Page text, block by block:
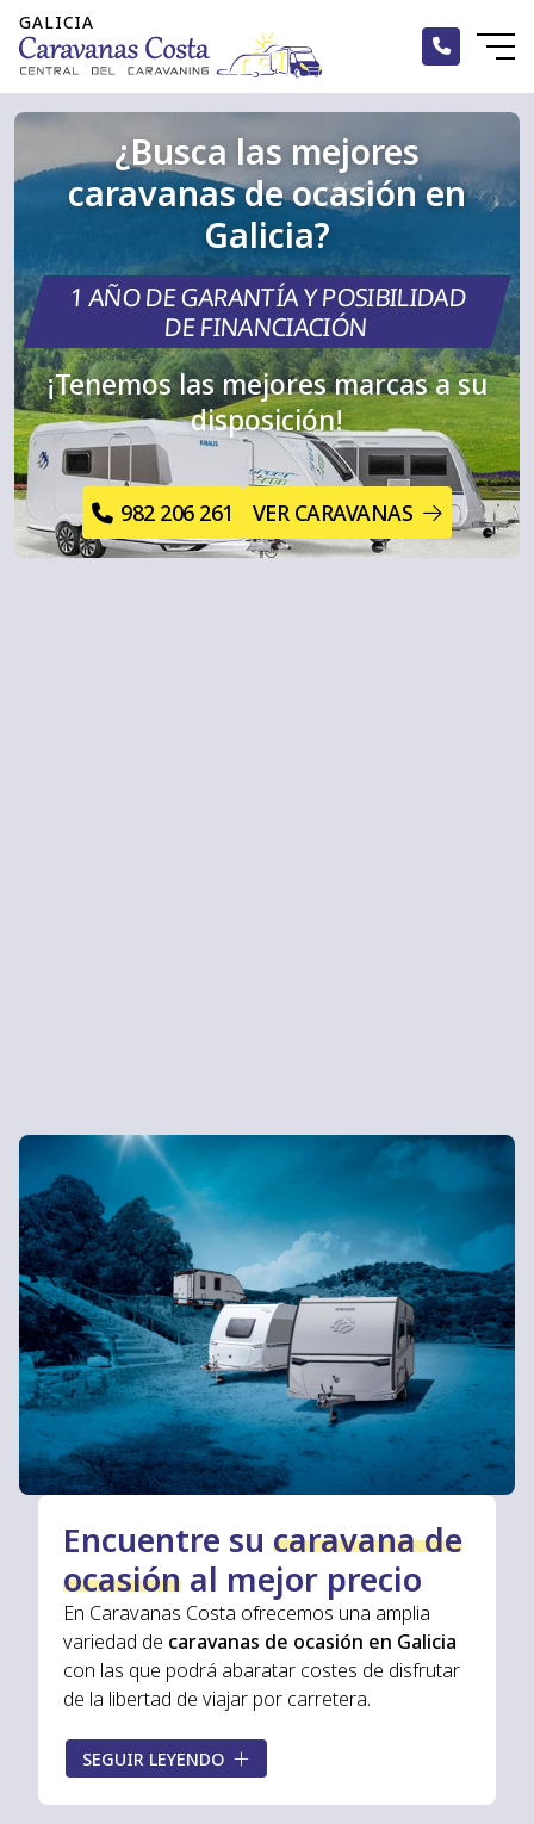
Alquiler
Caravanas
Autocaravanas
Campers
Accesorios
Blog
Contacto
¿Busca las mejores
caravanas de ocasión en
Galicia?
1 AÑO DE GARANTÍA Y POSIBILIDAD
DE FINANCIACIÓN
¡Tenemos las mejores marcas a su
disposición!
982 206 261 VER CARAVANAS
Encuentre su caravana de
ocasiónal mejor precio
En Caravanas Costa ofrecemos una amplia
variedad de caravanas de ocasión en Galicia
con las que podrá abaratar costes de disfrutar
de la libertad de viajar por carretera.
Todas nuestrascaravanas de segunda mano
están totalmente revisadas y bien conservadas,
lo que le asegura que podrá comprar una
SEGUIR LEYENDO